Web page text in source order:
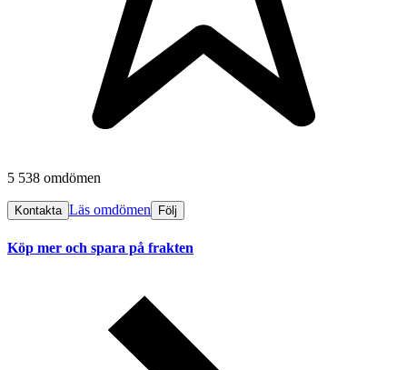
5 538 omdömen
Kontakta Läs omdömen Följ
Köp mer och spara på frakten